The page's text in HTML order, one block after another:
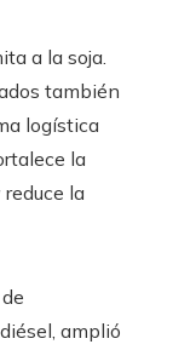
a la soja.
también
logística
la
la
amplió